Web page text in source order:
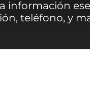
información
teléfono, y